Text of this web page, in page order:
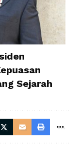
Sejarah